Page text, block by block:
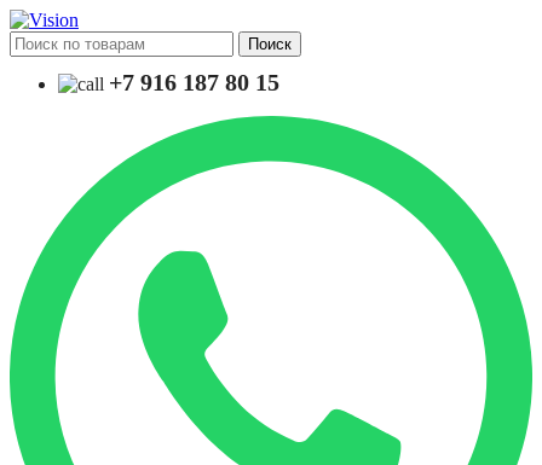
Поиск
+7 916 187 80 15